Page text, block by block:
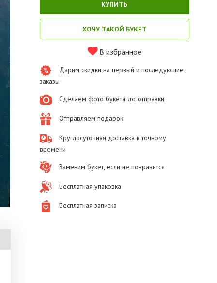
КУПИТЬ
ХОЧУ ТАКОЙ БУКЕТ
В избранное
Дарим скидки на первый и последующие
заказы
Сделаем фото букета до отправки
Отправляем подарок
Круглосуточная доставка к точному
времени
Заменим букет, если не понравится
Бесплатная упаковка
Бесплатная записка